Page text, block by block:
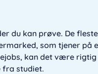
du kan prøve. De
som tjener på
kan det være
fra studiet.